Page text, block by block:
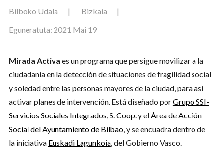
Bilboko Udala Bizkaia
Eguneratuta: 2021 Mai 19
Mirada Activa es un programa que persigue movilizar a la
ciudadanía en la detección de situaciones de fragilidad social
y soledad entre las personas mayores de la ciudad, para así
activar planes de intervención. Está diseñado porGrupo SSI-
Servicios Sociales Integrados, S. Coop.y elÁrea de Acción
Social del Ayuntamiento de Bilbao, y se encuadra dentro de
la iniciativa Euskadi Lagunkoia, del Gobierno Vasco.